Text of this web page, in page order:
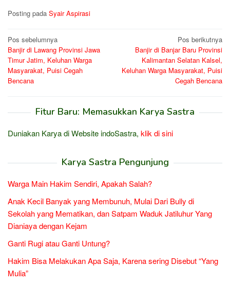
Posting pada Syair Aspirasi
Navigasi
pos
Pos sebelumnya
Banjir di Lawang Provinsi Jawa
Timur Jatim, Keluhan Warga
Masyarakat, Puisi Cegah
Bencana
Pos berikutnya
Banjir di Banjar Baru Provinsi
Kalimantan Selatan Kalsel,
Keluhan Warga Masyarakat, Puisi
Cegah Bencana
Fitur Baru: Memasukkan Karya Sastra
Duniakan Karya di Website indoSastra, klik di sini
Karya Sastra Pengunjung
Warga Main Hakim Sendiri, Apakah Salah?
Anak Kecil Banyak yang Membunuh, Mulai Dari Bully di
Sekolah yang Mematikan, dan Satpam Waduk Jatiluhur Yang
Dianiaya dengan Kejam
Ganti Rugi atau Ganti Untung?
Hakim Bisa Melakukan Apa Saja, Karena sering Disebut “Yang
Mulia”